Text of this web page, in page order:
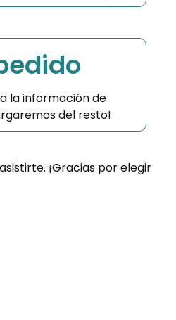
la información de
del resto!
¡Gracias por elegir